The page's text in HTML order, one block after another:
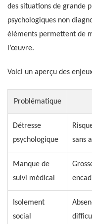
des situations de grande
psychologiques non
éléments permettent de
l’œuvre.
Voici un aperçu des
Problématique
Détresse
psychologique
sans
Manque de
suivi médical
Isolement
social